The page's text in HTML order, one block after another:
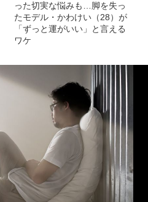
った切実な悩みも…脚を失っ
たモデル・かわけい（28）が
「ずっと運がいい」と言える
ワケ